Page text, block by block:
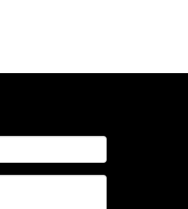
requerida.
en el